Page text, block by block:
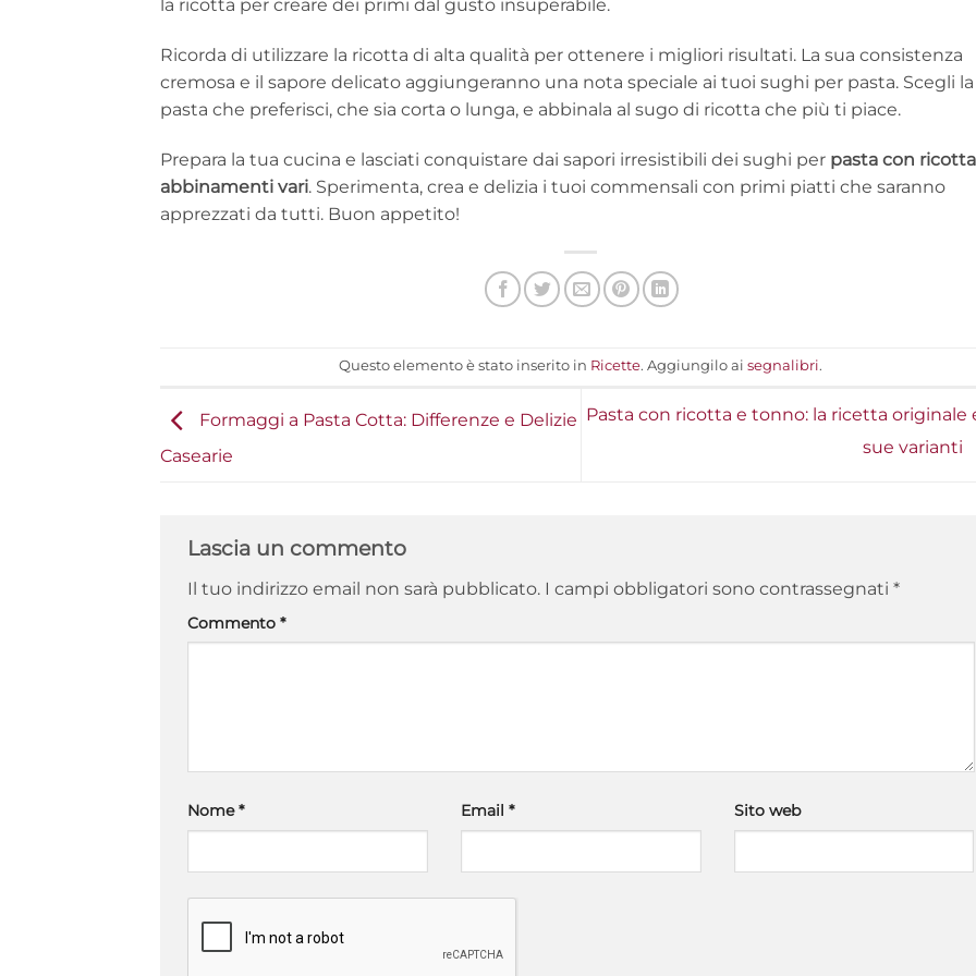
la ricotta per creare dei primi dal gusto insuperabile.
Ricorda di utilizzare la ricotta di alta qualità per ottenere i migliori risultati. La sua consistenza
cremosa e il sapore delicato aggiungeranno una nota speciale ai tuoi sughi per pasta. Scegli la
pasta che preferisci, che sia corta o lunga, e abbinala al sugo di ricotta che più ti piace.
Prepara la tua cucina e lasciati conquistare dai sapori irresistibili dei sughi per pasta con
abbinamenti vari. Sperimenta, crea e delizia i tuoi commensali con primi piatti che saranno
apprezzati da tutti. Buon appetito!
Questo elemento è stato inserito in Ricette. Aggiungilo aisegnalibri.
Formaggi a Pasta Cotta: Differenze e Delizie
Casearie
Pasta con ricotta e tonno: la ricetta originale
sue varianti
Lascia un commento
Il tuo indirizzo email non sarà pubblicato. I campi obbligatori sono contrassegnati *
Commento *
Nome* Email * Sito web